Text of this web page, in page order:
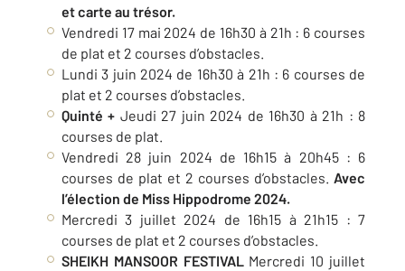
et carte au trésor.
Vendredi 17 mai 2024 de 16h30 à 21h : 6 courses
de plat et 2 courses d’obstacles.
Lundi 3 juin 2024 de 16h30 à 21h : 6 courses de
plat et 2 courses d’obstacles.
Quinté + Jeudi 27 juin 2024 de 16h30 à 21h : 8
courses de plat.
Vendredi 28 juin 2024 de 16h15 à 20h45 : 6
courses de plat et 2 courses d’obstacles. Avec
l’élection de Miss Hippodrome 2024.
Mercredi 3 juillet 2024 de 16h15 à 21h15 : 7
courses de plat et 2 courses d’obstacles.
SHEIKH MANSOOR FESTIVALMercredi 10 juillet